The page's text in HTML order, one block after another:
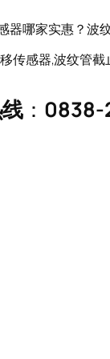
器哪家实惠？波
传感器,波纹管
： 0838-